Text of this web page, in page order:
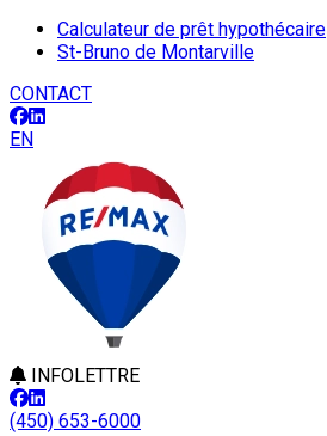
Calculateur de prêt hypothécaire
St-Bruno de Montarville
CONTACT
EN
INFOLETTRE
(450) 653-6000